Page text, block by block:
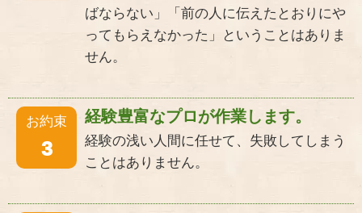
ばならない」「前の人に伝えたとおりにや
ってもらえなかった」ということはありま
せん。
お約束
3
経験豊富なプロが作業します。
経験の浅い人間に任せて、失敗してしまう
ことはありません。